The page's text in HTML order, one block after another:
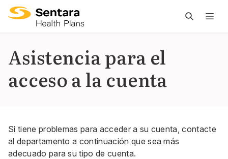
Asistencia para el
acceso a la cuenta
Si tiene problemas para acceder a su cuenta, contacte
al departamento a continuación que sea más
adecuado para su tipo de cuenta.